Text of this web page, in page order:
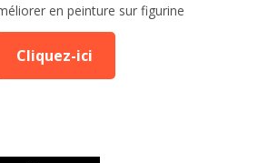
en peinture sur figurine
Cliquez-ici